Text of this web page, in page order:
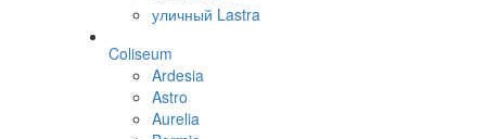
уличный Lastra
Coliseum
Ardesia
Astro
Aurelia